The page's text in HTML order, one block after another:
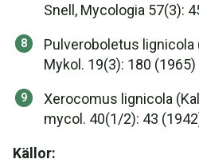
Snell, Mycologia 57(3):
Pulveroboletus lignicola
Mykol. 19(3): 180 (1965)
Xerocomus lignicola
mycol. 40(1/2): 43
Källor: